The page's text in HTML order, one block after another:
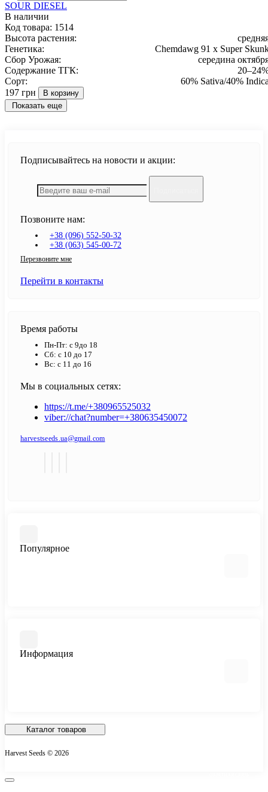
SOUR DIESEL
В наличии
Код товара: 1514
Высота растения:
Генетика:
Chemdawg 91 x Super
Сбор Урожая:
середина
Содержание ТГК:
Сорт:
60% Sativa/40%
197 грн
В корзину
Показать еще
Подписывайтесь на новости и акции:
Позвоните нам:
+38 (096) 552-50-32
+38 (063) 545-00-72
Перезвоните мне
Перейти в контакты
Время работы
Пн-Пт: с 9до 18
Сб: с 10 до 17
Вс: с 11 до 16
Мы в социальных сетях:
https://t.me/+380965525032
viber://chat?number=+380635450072
harvestseeds.ua@gmail.com
Популярное
Феминизированные
Информация
Доставка и Оплата
Каталог товаров
Harvest Seeds © 2026